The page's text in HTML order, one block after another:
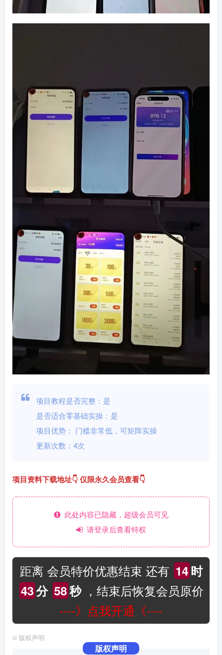
项目教程是否完整：是
是否适合零基础实操：是
项目优势： 门槛非常低，可矩阵实操
更新次数：4次
项目资料下载地址👇 仅限永久会员查看👇
此处内容已隐藏，超级会员可见
请登录后查看特权
距离 会员特价优惠结束 还有 14时
43分 57秒，结束后恢复会员原价
----》点我开通《----
© 版权声明
版权声明